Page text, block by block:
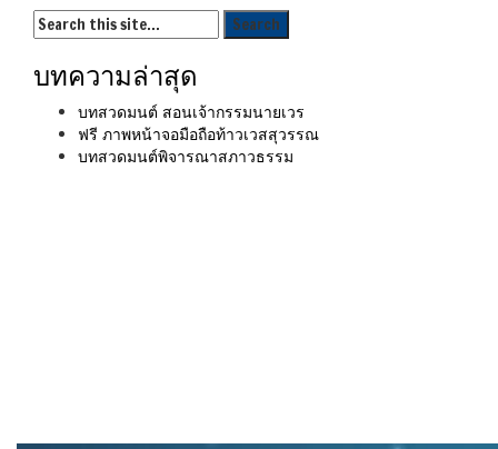
บทความล่าสุด
บทสวดมนต์ สอนเจ้ากรรมนายเวร
ฟรี ภาพหน้าจอมือถือท้าวเวสสุวรรณ
บทสวดมนต์พิจารณาสภาวธรรม